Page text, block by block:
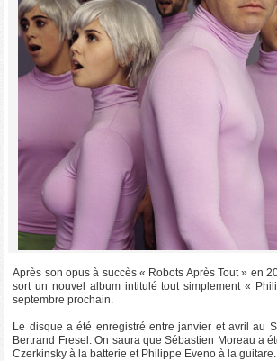
Après son opus à succès « Robots Après Tout » en
sort un nouvel album intitulé tout simplement «
septembre prochain.
Le disque a été enregistré entre janvier et avril au
Bertrand Fresel. On saura que Sébastien Moreau a
Czerkinsky à la batterie et Philippe Eveno à la guitare.